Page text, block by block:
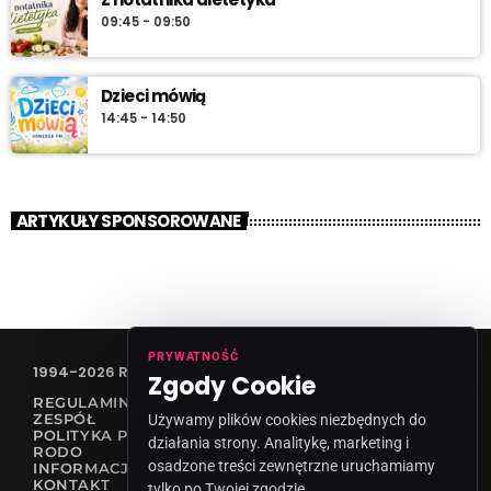
09:45 - 09:50
Dzieci mówią
14:45 - 14:50
ARTYKUŁY SPONSOROWANE
1994-2026 RADIO VANESSA SPÓŁKA Z O.O
REGULAMIN KONKURSÓW
ZESPÓŁ
POLITYKA PRYWATNOŚCI
RODO
INFORMACJA O NADAWCY
KONTAKT
PRYWATNOŚĆ
Zgody Cookie
Używamy plików cookies niezbędnych do
działania strony. Analitykę, marketing i
osadzone treści zewnętrzne uruchamiamy